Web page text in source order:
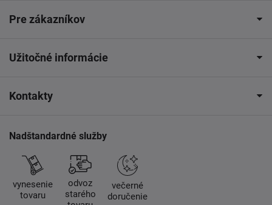
Pre zákazníkov
Užitočné informácie
Kontakty
Nadštandardné služby
vynesenie
tovaru
odvoz
starého
večerné
doručenie